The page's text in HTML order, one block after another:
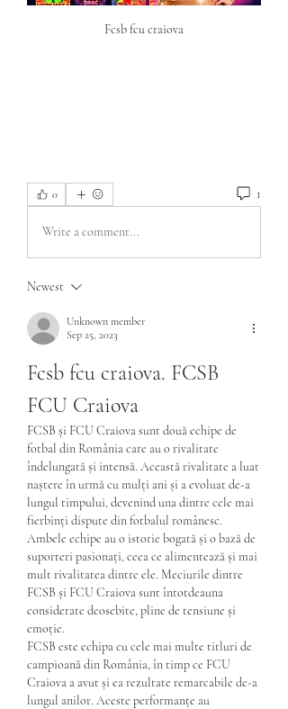
Fcsb fcu craiova
0 1
Write a comment...
Newest
Unknown member
Sep 25, 2023
Fcsb fcu craiova. FCSB
FCU Craiova
FCSB și FCU Craiova sunt două echipe de
fotbal din România care au o rivalitate
îndelungată și intensă. Această rivalitate a luat
naștere în urmă cu mulți ani și a evoluat de-a
lungul timpului, devenind una dintre cele mai
fierbinți dispute din fotbalul românesc.
Ambele echipe au o istorie bogată și o bază de
suporteri pasionați, ceea ce alimentează și mai
mult rivalitatea dintre ele. Meciurile dintre
FCSB și FCU Craiova sunt întotdeauna
considerate deosebite, pline de tensiune și
emoție.
FCSB este echipa cu cele mai multe titluri de
campioană din România, în timp ce FCU
Craiova a avut și ea rezultate remarcabile de-a
lungul anilor. Aceste performanțe au